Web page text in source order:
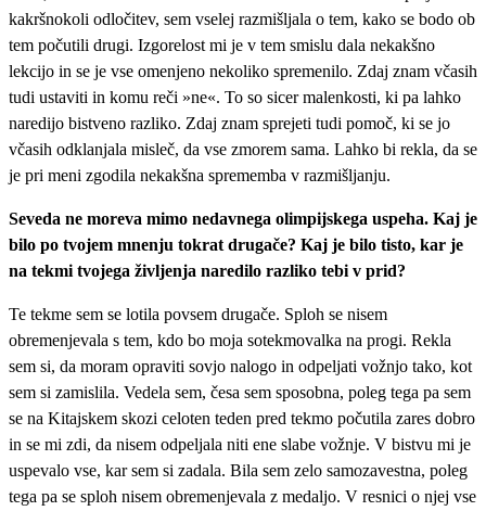
kakršnokoli odločitev, sem vselej razmišljala o tem, kako se bodo ob
tem počutili drugi. Izgorelost mi je v tem smislu dala nekakšno
lekcijo in se je vse omenjeno nekoliko spremenilo. Zdaj znam včasih
tudi ustaviti in komu reči »ne«. To so sicer malenkosti, ki pa lahko
naredijo bistveno razliko. Zdaj znam sprejeti tudi pomoč, ki se jo
včasih odklanjala misleč, da vse zmorem sama. Lahko bi rekla, da se
je pri meni zgodila nekakšna sprememba v razmišljanju.
Seveda ne moreva mimo nedavnega olimpijskega uspeha. Kaj je
bilo po tvojem mnenju tokrat drugače? Kaj je bilo tisto, kar je
na tekmi tvojega življenja naredilo razliko tebi v prid?
Te tekme sem se lotila povsem drugače. Sploh se nisem
obremenjevala s tem, kdo bo moja sotekmovalka na progi. Rekla
sem si, da moram opraviti sovjo nalogo in odpeljati vožnjo tako, kot
sem si zamislila. Vedela sem, česa sem sposobna, poleg tega pa sem
se na Kitajskem skozi celoten teden pred tekmo počutila zares dobro
in se mi zdi, da nisem odpeljala niti ene slabe vožnje. V bistvu mi je
uspevalo vse, kar sem si zadala. Bila sem zelo samozavestna, poleg
tega pa se sploh nisem obremenjevala z medaljo. V resnici o njej vse